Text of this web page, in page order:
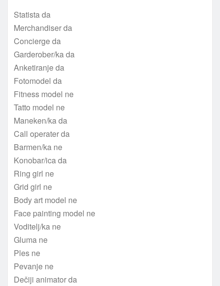
Statista da
Merchandiser da
Concierge da
Garderober/ka da
Anketiranje da
Fotomodel da
Fitness model ne
Tatto model ne
Maneken/ka da
Call operater da
Barmen/ka ne
Konobar/ica da
Ring girl ne
Grid girl ne
Body art model ne
Face painting model ne
Voditelj/ka ne
Gluma ne
Ples ne
Pevanje ne
Dečiji animator da